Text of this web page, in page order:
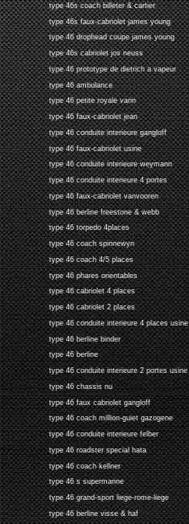
type 46s coach billeter & cartier
type 46s faux-cabriolet james young
type 46 drophead coupe james young
type 46s cabriolet jos neuss
type 46 prototype de dietrich a vapeur
type 46 ambulance
type 46 petite royale varin
type 46 faux-cabriolet jean
type 46 conduite interieure gangloff
type 46 faux-cabriolet usine
type 46 conduite interieure weymann
type 46 conduite interieure 4 portes
type 46 faux-cabriolet vanvooren
type 46 berline freestone & webb
type 46 torpedo 4places
type 46 coach spinnewyn
type 46 coach 4/5 places
type 46 phares orientables
type 46 cabriolet 4 places
type 46 cabriolet 2 places
type 46 conduite interieure 4 places usine
type 46 berline binder
type 46 berline
type 46 conduite interieure 2 portes usine
type 46 chassis nu
type 46 faux cabriolet gangloff
type 46 coach million-guiet gazogene
type 46 conduite interieure felber
type 46 roadster special hata
type 46 coach kellner
type 46 s supermarine
type 46 grand-sport liege-rome-liege
type 46 berline visse & haf